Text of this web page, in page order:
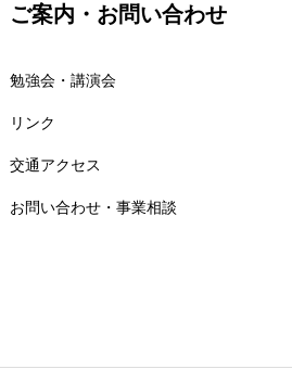
ご案内・お問い合わせ
勉強会・講演会
リンク
交通アクセス
お問い合わせ・事業相談